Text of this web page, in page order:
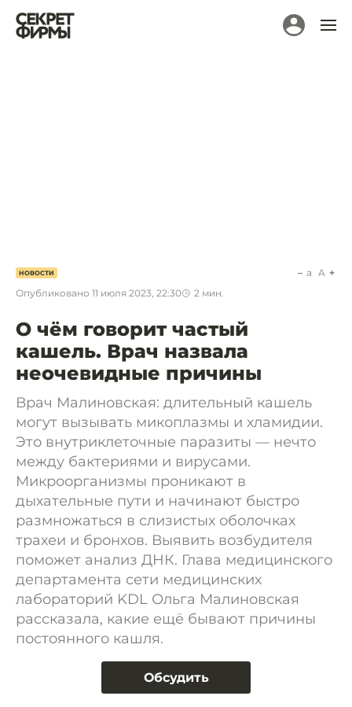
НОВОСТИ
Опубликовано 11 июля 2023, 22:30 2 мин.
a A
О чём говорит частый
кашель. Врач назвала
неочевидные причины
Врач Малиновская: длительный кашель
могут вызывать микоплазмы и хламидии.
Это внутриклеточные паразиты — нечто
между бактериями и вирусами.
Микроорганизмы проникают в
дыхательные пути и начинают быстро
размножаться в слизистых оболочках
трахеи и бронхов. Выявить возбудителя
поможет анализ ДНК. Глава медицинского
департамента сети медицинских
лабораторий KDL Ольга Малиновская
рассказала, какие ещё бывают причины
постоянного кашля.
Обсудить